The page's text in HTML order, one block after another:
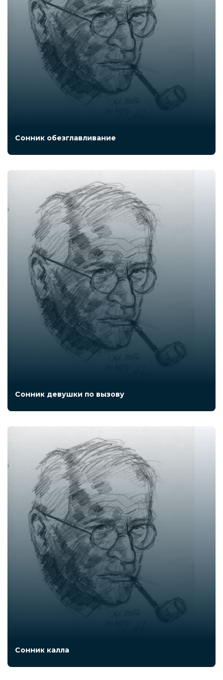
Сонник обезглавливание
Сонник девушки по вызову
Сонник калла